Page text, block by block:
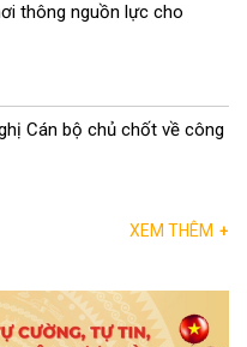
thông nguồn lực cho
Cán bộ chủ chốt về công
XEM THÊM +